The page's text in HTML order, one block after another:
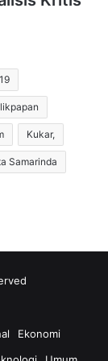
Kukar,
Samarinda
Ekonomi